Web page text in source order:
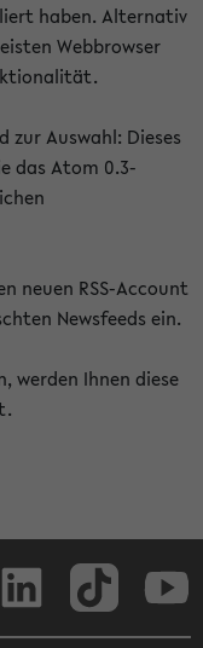
haben. Alternativ
Webbrowser
zur Auswahl: Dieses
das Atom 0.3-
neuen RSS-Account
Newsfeeds ein.
werden Ihnen diese